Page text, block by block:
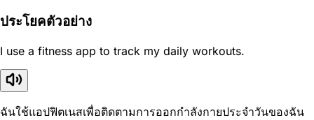
ประโยคตัวอย่าง
I use a fitness app to track my daily workouts.
ฉันใช้แอปฟิตเนสเพื่อติดตามการออกกำลังกายประจำวันของฉัน